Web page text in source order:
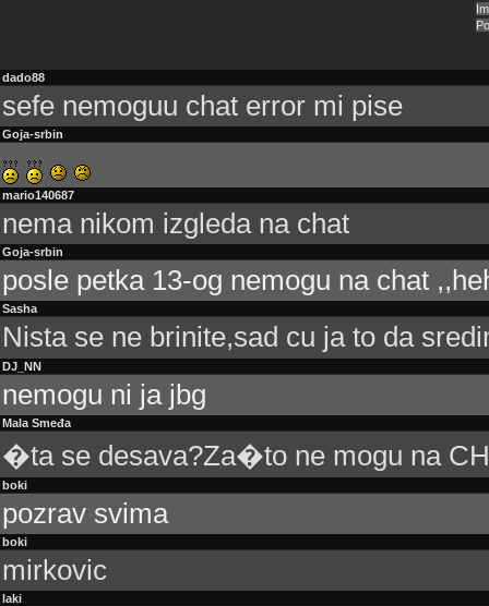
dado88
sefe nemoguu chat error mi pise
Goja-srbin
mario140687
nema nikom izgleda na chat
Goja-srbin
posle petka 13-og nemogu na chat
Sasha
Nista se ne brinite,sad cu ja to da
DJ_NN
nemogu ni ja jbg
Mala Smeđa
�ta se desava?Za�to ne mogu na
boki
pozrav svima
boki
mirkovic
laki